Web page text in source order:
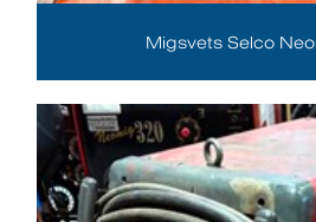
Migsvets Selco